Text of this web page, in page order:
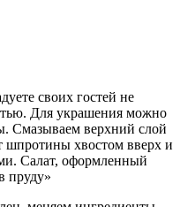
своих гостей не
Для украшения можно
Смазываем верхний слой
шпротины хвостом вверх и
Салат, оформленный
пруду»